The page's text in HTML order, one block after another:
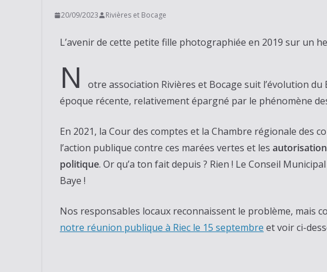
20/09/2023 Rivières et Bocage
L’avenir de cette petite fille photographiée en 2019 sur un
N
otre association Rivières et Bocage suit l’évolution
époque récente, relativement épargné par le phénomène
En 2021, la Cour des comptes et la Chambre régionale
l’action publique contre ces marées vertes et les
politique. Or qu’a ton fait depuis ? Rien ! Le Conseil
Baye !
Nos responsables locaux reconnaissent le problème, mais
notre réunion publique à Riec le 15 septembre et voir ci-